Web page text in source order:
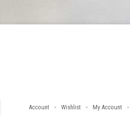
Account Wishlist My Account